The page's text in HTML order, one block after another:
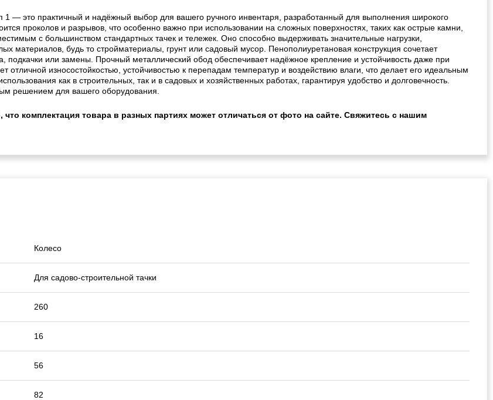
1 — это практичный и надёжный выбор для вашего ручного инвентаря, разработанный для выполнения широкого
проколов и разрывов, что особенно важно при использовании на сложных поверхностях, таких как острые камни,
с большинством стандартных тачек и тележек. Оно способно выдерживать значительные нагрузки,
материалов, будь то стройматериалы, грунт или садовый мусор. Пенополиуретановая конструкция сочетает
подкачки или замены. Прочный металлический обод обеспечивает надёжное крепление и устойчивость даже при
отличной износостойкостью, устойчивостью к перепадам температур и воздействию влаги, что делает его идеальным
как в строительных, так и в садовых и хозяйственных работах, гарантируя удобство и долговечность.
решением для вашего оборудования.
комплектация товара в разных партиях может отличаться от фото на сайте. Свяжитесь с нашим
Колесо
Для садово-строительной тачки
260
16
56
82